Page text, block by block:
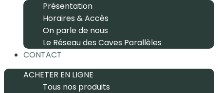
Présentation
Horaires & Accès
On parle de nous
Le Réseau des Caves Parallèles
CONTACT
ACHETER EN LIGNE
Tous nos produits